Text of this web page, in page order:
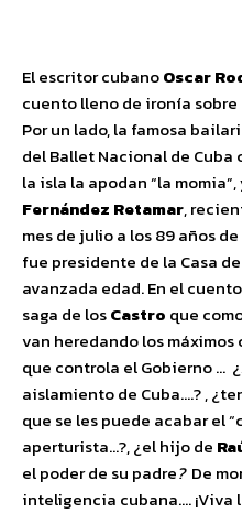
El escritor cubanoOscar
cuento lleno de ironía
Por un lado, la famosa
del Ballet Nacional de Cuba
la isla la apodan “la
Fernández Retamar,
mes de julio a los 89 años
fue presidente de la Casa
avanzada edad. En el
saga de losCastro que
van heredando los
que controla el Gobierno …
aislamiento de Cuba….? ,
que se les puede acabar el
aperturista…?, ¿el hijo de
el poder de su padre? De
inteligencia cubana…. ¡Viva